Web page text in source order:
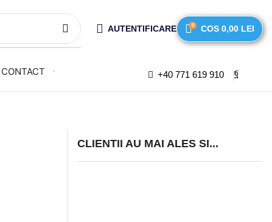
AUTENTIFICARE 0 COS 0,00 LEI
CONTACT +40 771 619 910
CLIENTII AU MAI ALES SI...